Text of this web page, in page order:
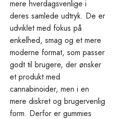
mere hverdagsvenlige i
deres samlede udtryk. De er
udviklet med fokus på
enkelhed, smag og et mere
moderne format, som passer
godt til brugere, der ønsker
et produkt med
cannabinoider, men i en
mere diskret og brugervenlig
form. Derfor er gummies